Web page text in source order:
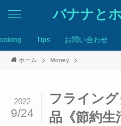
バナナと
Tips お問い合わせ
ホーム Money
フライン
品《節約生
2022
9/24